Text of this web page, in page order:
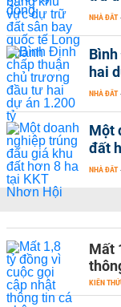
NHÀ ĐẤT
hai
NHÀ ĐẤT
Một
đất
NHÀ ĐẤT
Mất
KIẾN